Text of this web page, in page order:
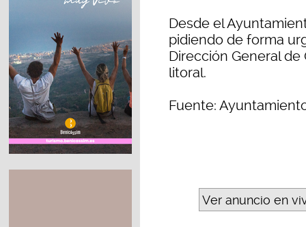
Desde el
pidiendo de forma
Dirección General
litoral.
Fuente:
Ver anuncio en